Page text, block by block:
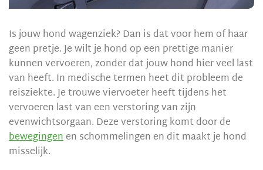
Is jouw hond wagenziek? Dan is dat voor hem of haar
geen pretje. Je wilt je hond op een prettige manier
kunnen vervoeren, zonder dat jouw hond hier veel last
van heeft. In medische termen heet dit probleem de
reisziekte. Je trouwe viervoeter heeft tijdens het
vervoeren last van een verstoring van zijn
evenwichtsorgaan. Deze verstoring komt door de
bewegingenen schommelingen en dit maakt je hond
misselijk.